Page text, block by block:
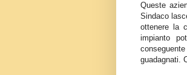
Queste
Sindaco
ottenere la
impianto
guadagnati.